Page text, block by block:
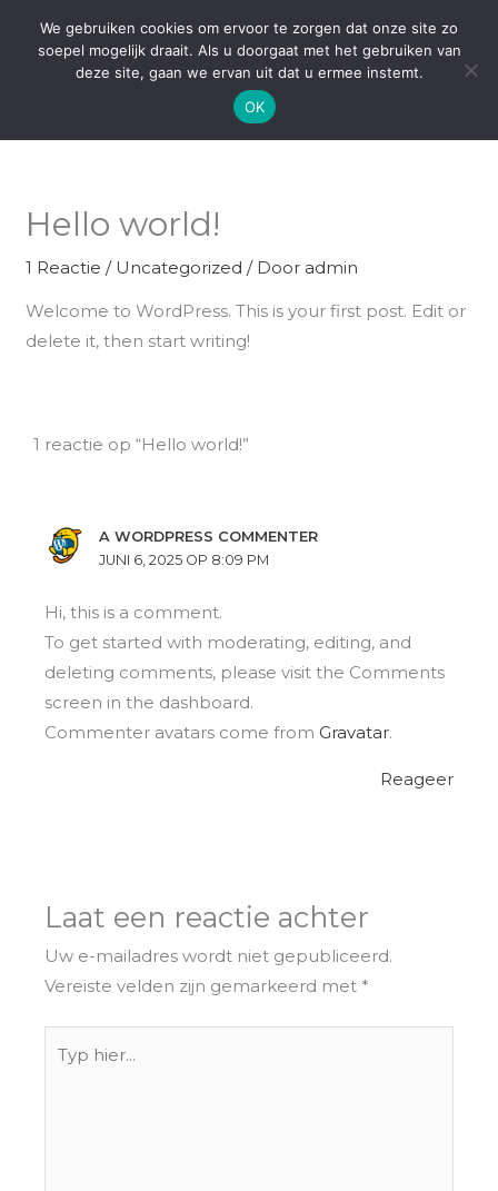
Hello world!
1 Reactie / Uncategorized / Door admin
Welcome to WordPress. This is your first post. Edit or
delete it, then start writing!
1 reactie op “Hello world!”
A WORDPRESS COMMENTER
JUNI 6, 2025 OP 8:09 PM
Hi, this is a comment.
To get started with moderating, editing, and
deleting comments, please visit the Comments
screen in the dashboard.
Commenter avatars come from Gravatar.
Reageer
Laat een reactie achter
Uw e-mailadres wordt niet gepubliceerd.
Vereiste velden zijn gemarkeerd met *
hier...
We gebruiken cookies om ervoor te zorgen dat onze site zo
soepel mogelijk draait. Als u doorgaat met het gebruiken van
deze site, gaan we ervan uit dat u ermee instemt.
OK